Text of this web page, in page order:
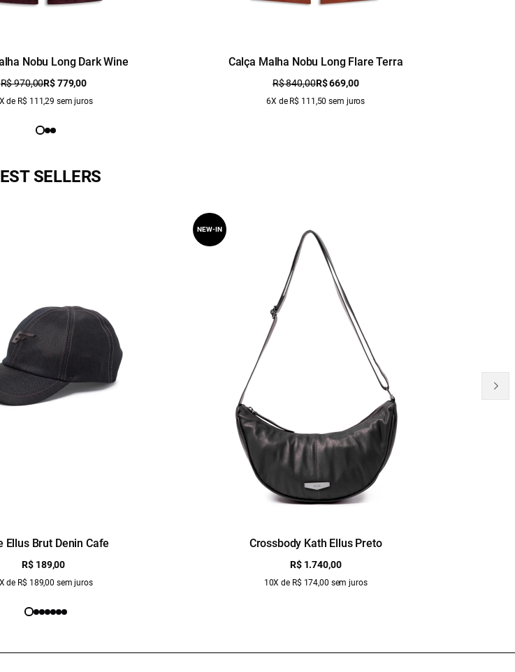
Nobu Long Dark Wine
R$ 970,00R$ 779,00
de R$ 111,29 sem juros
Calça Malha Nobu Long Flare Terra
R$ 840,00R$ 669,00
6X de R$ 111,50 sem juros
SELLERS
Ellus Brut Denin Cafe
R$ 189,00
de R$ 189,00 sem juros
Crossbody Kath Ellus Preto
R$ 1.740,00
10X de R$ 174,00 sem juros
NEW-IN